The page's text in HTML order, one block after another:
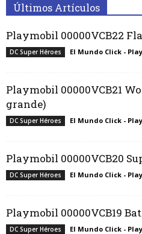
Últimos Artículos
Playmobil 00000VCB22
DC Super Héroes El Mundo Click -
Playmobil 00000VCB21
grande)
DC Super Héroes El Mundo Click -
Playmobil 00000VCB20
DC Super Héroes El Mundo Click -
Playmobil 00000VCB19
DC Super Héroes El Mundo Click -